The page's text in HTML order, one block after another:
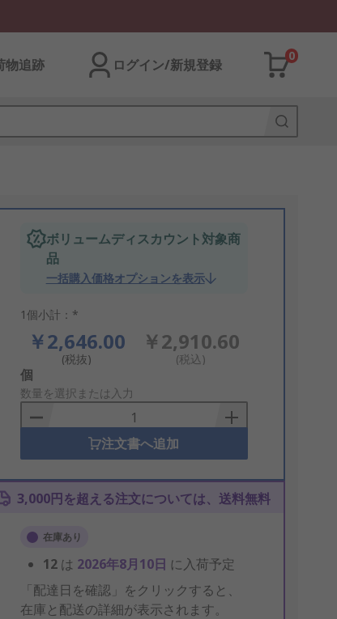
物追跡 ログイン/新規登録
0
ボリュームディスカウント対象商
品
一括購入価格オプションを表示
1個小計：*
￥2,646.00
(税抜)
￥2,910.60
(税込)
Add
to
Basket
個
数量を選択または入力
注文書へ追加
3,000円を超える注文については、送料無料
在庫あり
12 は 2026年8月10日 に入荷予定
「配達日を確認」をクリックすると、
在庫と配送の詳細が表示されます。